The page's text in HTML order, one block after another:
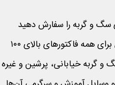
سگ و گربه را سفارش دهید
و گربه خیابانی، پرشین و غیره